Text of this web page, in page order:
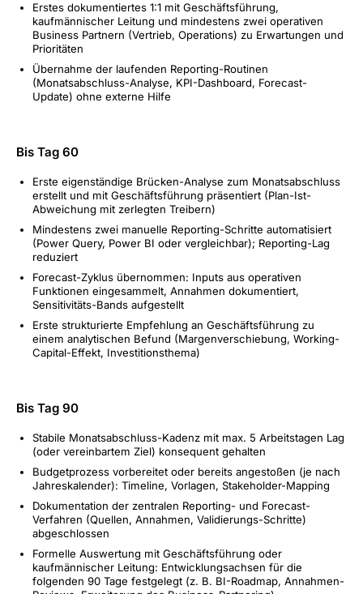
Erstes dokumentiertes 1:1 mit Geschäftsführung,
kaufmännischer Leitung und mindestens zwei operativen
Business Partnern (Vertrieb, Operations) zu Erwartungen und
Prioritäten
Übernahme der laufenden Reporting-Routinen
(Monatsabschluss-Analyse, KPI-Dashboard, Forecast-
Update) ohne externe Hilfe
Bis Tag 60
Erste eigenständige Brücken-Analyse zum Monatsabschluss
erstellt und mit Geschäftsführung präsentiert (Plan-Ist-
Abweichung mit zerlegten Treibern)
Mindestens zwei manuelle Reporting-Schritte automatisiert
(Power Query, Power BI oder vergleichbar); Reporting-Lag
reduziert
Forecast-Zyklus übernommen: Inputs aus operativen
Funktionen eingesammelt, Annahmen dokumentiert,
Sensitivitäts-Bands aufgestellt
Erste strukturierte Empfehlung an Geschäftsführung zu
einem analytischen Befund (Margenverschiebung, Working-
Capital-Effekt, Investitionsthema)
Bis Tag 90
Stabile Monatsabschluss-Kadenz mit max. 5 Arbeitstagen Lag
(oder vereinbartem Ziel) konsequent gehalten
Budgetprozess vorbereitet oder bereits angestoßen (je nach
Jahreskalender): Timeline, Vorlagen, Stakeholder-Mapping
Dokumentation der zentralen Reporting- und Forecast-
Verfahren (Quellen, Annahmen, Validierungs-Schritte)
abgeschlossen
Formelle Auswertung mit Geschäftsführung oder
kaufmännischer Leitung: Entwicklungsachsen für die
folgenden 90 Tage festgelegt (z. B. BI-Roadmap, Annahmen-